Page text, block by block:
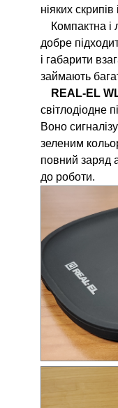
ніяких
Компактна і
добре
і габарити
займають
REAL-EL
світлодіодне
Воно
зеленим
повний заряд
до роботи.